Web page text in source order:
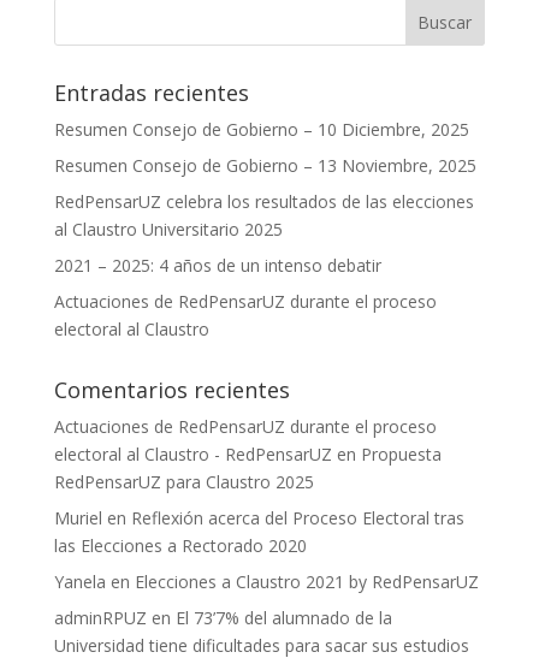
Entradas recientes
Resumen Consejo de Gobierno – 10 Diciembre, 2025
Resumen Consejo de Gobierno – 13 Noviembre, 2025
RedPensarUZ celebra los resultados de las elecciones
al Claustro Universitario 2025
2021 – 2025: 4 años de un intenso debatir
Actuaciones de RedPensarUZ durante el proceso
electoral al Claustro
Comentarios recientes
Actuaciones de RedPensarUZ durante el proceso
electoral al Claustro - RedPensarUZ en Propuesta
RedPensarUZ para Claustro 2025
Muriel en Reflexión acerca del Proceso Electoral tras
las Elecciones a Rectorado 2020
Yanela en Elecciones a Claustro 2021 by RedPensarUZ
adminRPUZ en El 73’7% del alumnado de la
Universidad tiene dificultades para sacar sus estudios